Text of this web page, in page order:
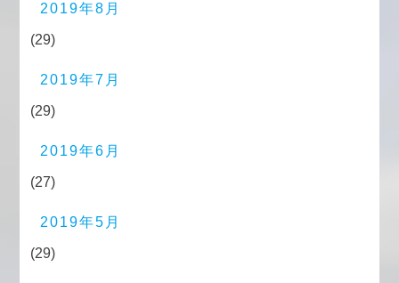
2019年8月
(29)
2019年7月
(29)
2019年6月
(27)
2019年5月
(29)